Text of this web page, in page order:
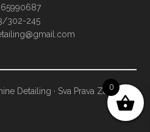
302-245
Detailing · Sva Prava Zadržana
0